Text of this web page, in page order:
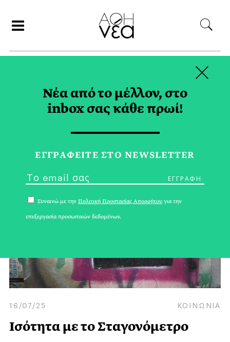
ΕΡΕΥΝΕΣ TAG
16/07/25 ΚΟΙΝΩΝΙΑ
Ισότητα με το Σταγονόμετρο
Νέα από το μέλλον, στο
inbox σας κάθε πρωί!
ΕΓΓPΑΦΕΙΤΕ ΣΤΟ NEWSLETTER
Συναινώ με την Πολιτική Προστασίας Απορρήτου για την
επεξεργασία προσωπικών δεδομένων.
×